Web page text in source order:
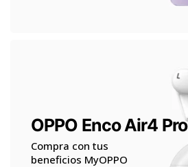
OPPO Enco Air4 Pro
Compra con tus
beneficios MyOPPO